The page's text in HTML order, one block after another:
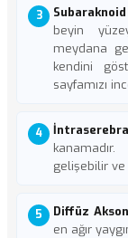
beyin
meydana
kendini
sayfamızı
gelişebilir
Diffüz
en ağır